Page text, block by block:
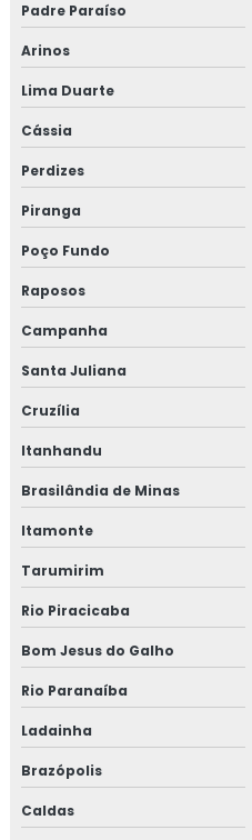
Padre Paraíso
Arinos
Lima Duarte
Cássia
Perdizes
Piranga
Poço Fundo
Raposos
Campanha
Santa Juliana
Cruzília
Itanhandu
Brasilândia de Minas
Itamonte
Tarumirim
Rio Piracicaba
Bom Jesus do Galho
Rio Paranaíba
Ladainha
Brazópolis
Caldas